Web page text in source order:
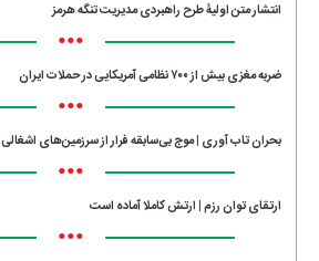
انتشار متن اولیۀ طرح راهبردی مدیریت تنگه هرمز
•••
ضربه مغزی بیش از ۷۰۰ نظامی آمریکایی در حملات ایران
•••
بحران تاب آوری | موج بی‌سابقه فرار از سرزمین‌های اشغالی
•••
ارتقای توان رزم | ارتش کاملا آماده است
•••